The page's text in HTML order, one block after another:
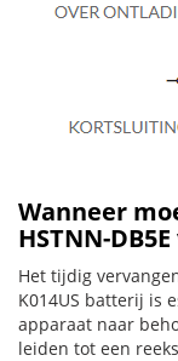
Wanneer
HSTNN-
Het tijdig
K014US batterij is
apparaat naar
leiden tot een